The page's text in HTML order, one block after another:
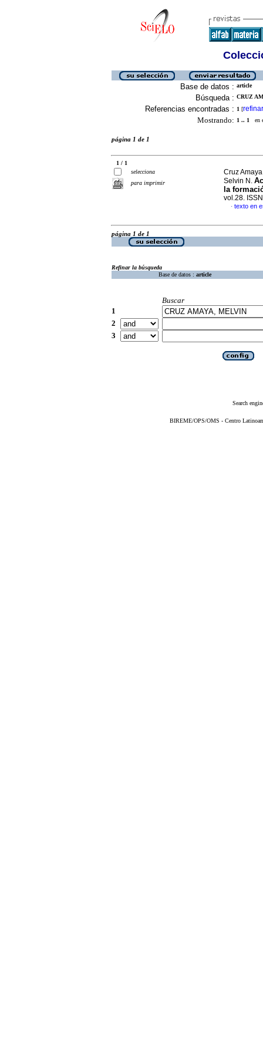
Base de datos : article
Búsqueda : CRUZ
Referencias encontradas : 1 [refinar
Mostrando: 1 .. 1 en
página 1 de 1
1 / 1
selecciona
para imprimir
Cruz
Selvin N.
la
vol.28.
· texto en
página 1 de 1
Refinar la búsqueda
Base de datos : article
Buscar
1
2
3
Search
BIREME/OPS/OMS - Centro